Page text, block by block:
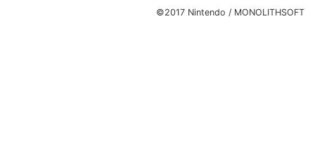
©2017 Nintendo / MONOLITHSOFT